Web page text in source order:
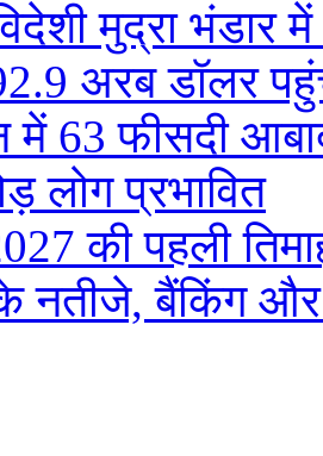
मुद्रा भंडार
अरब डॉलर
में 63 फीसदी
लोग प्रभावित
की पहली
नतीजे, बैंकिंग